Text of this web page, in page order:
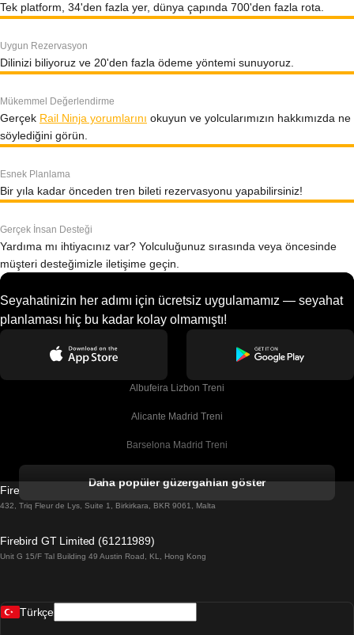
Tek platform, 34'den fazla yer, dünya çapında 700'den fazla rota.
Uygun Rezervasyon
Dilinizi biliyoruz ve 20'den fazla ödeme yöntemi sunuyoruz.
Mükemmel Değerlendirme
Gerçek Rail Ninja yorumlarını okuyun ve yolcularımızın hakkımızda ne
söylediğini görün.
Esnek Planlama
Bir yıla kadar önceden tren bileti rezervasyonu yapabilirsiniz!
Gerçek İnsan Desteği
Yardıma mı ihtiyacınız var? Yolculuğunuz sırasında veya öncesinde
müşteri desteğimizle iletişime geçin.
Seyahatinizin her adımı için ücretsiz uygulamamız — seyahat
planlaması hiç bu kadar kolay olmamıştı!
Albufeira Lizbon Treni
Alicante Madrid Treni
Barselona Madrid Treni
Barselona Sevilla Treni
Belfast Dublin Treni
Daha popüler güzergahları göster
Firebird GT Limited (OC 1451)
432, Triq Fleur de Lys, Suite 1, Birkirkara, BKR 9061, Malta
Firebird GT Limited (61211989)
Unit G 15/F Tal Building 49 Austin Road, KL, Hong Kong
Türkçe